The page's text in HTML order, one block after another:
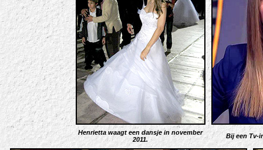
Henrietta waagt een dansje in november
2011. Bij een Tv-